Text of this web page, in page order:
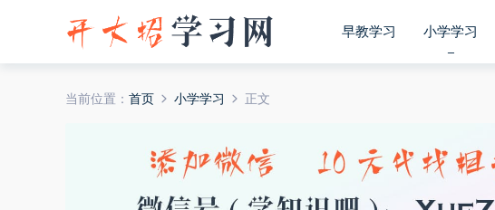
早教学习 小学学习
当前位置： 首页 小学学习 正文